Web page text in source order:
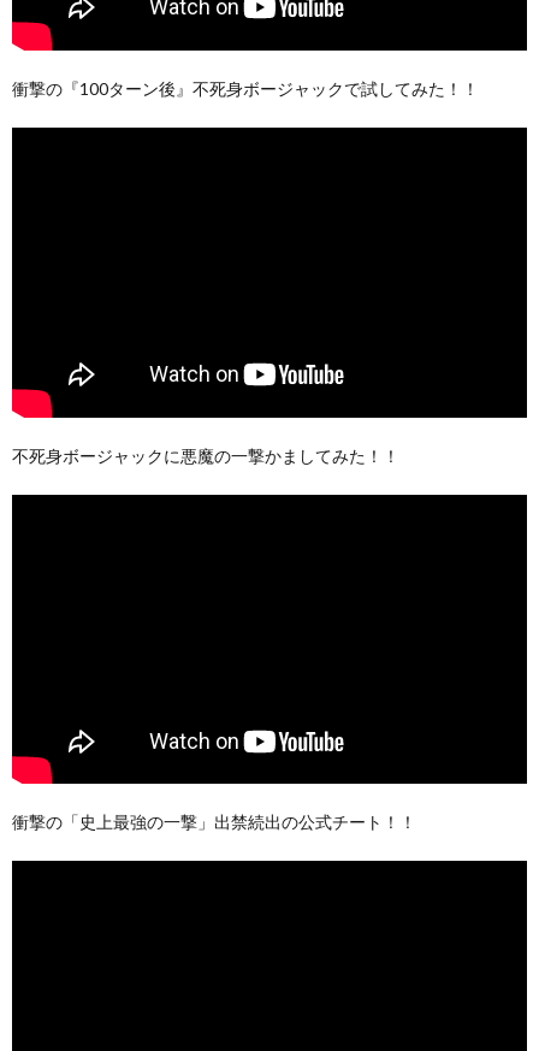
衝撃の『100ターン後』不死身ボージャックで試してみた！！
不死身ボージャックに悪魔の一撃かましてみた！！
衝撃の「史上最強の一撃」出禁続出の公式チート！！